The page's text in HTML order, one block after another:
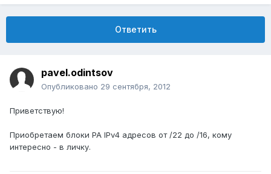
Ответить
pavel.odintsov
Опубликовано 29 сентября, 2012
Приветствую!
Приобретаем блоки PA IPv4 адресов от /22 до /16, кому
интересно - в личку.